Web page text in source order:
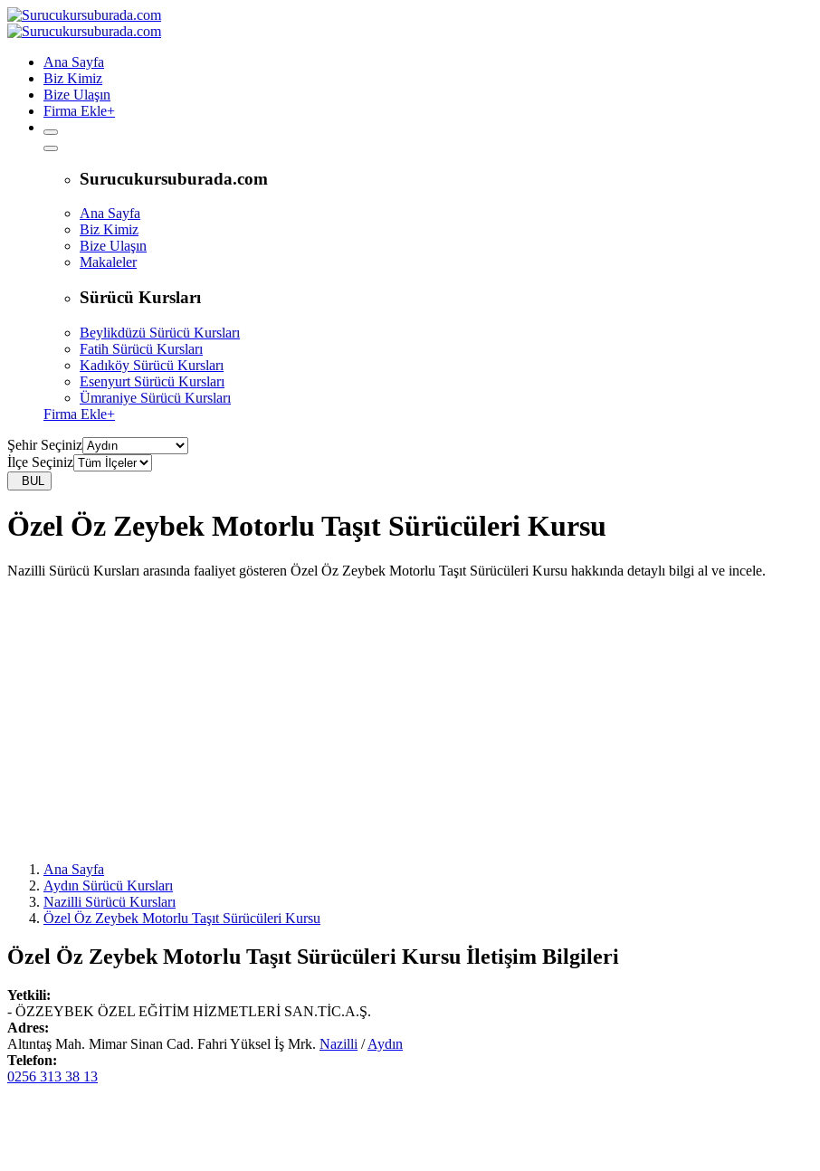
Ana Sayfa
Biz Kimiz
Bize Ulaşın
Firma Ekle+
Surucukursuburada.com
Ana Sayfa
Biz Kimiz
Bize Ulaşın
Makaleler
Sürücü Kursları
Beylikdüzü Sürücü Kursları
Fatih Sürücü Kursları
Kadıköy Sürücü Kursları
Esenyurt Sürücü Kursları
Ümraniye Sürücü Kursları
Firma Ekle+
Şehir Seçiniz
İlçe Seçiniz
BUL
Özel Öz Zeybek Motorlu Taşıt Sürücüleri Kursu
Nazilli Sürücü Kursları arasında faaliyet gösteren Özel Öz Zeybek Motorlu Taşıt Sürücüleri Kursu hakkında detaylı bilgi al ve incele.
Ana Sayfa
Aydın Sürücü Kursları
Nazilli Sürücü Kursları
Özel Öz Zeybek Motorlu Taşıt Sürücüleri Kursu
Özel Öz Zeybek Motorlu Taşıt Sürücüleri Kursu İletişim Bilgileri
Yetkili:
- ÖZZEYBEK ÖZEL EĞİTİM HİZMETLERİ SAN.TİC.A.Ş.
Adres:
Altıntaş Mah. Mimar Sinan Cad. Fahri Yüksel İş Mrk. Nazilli /Aydın
Telefon:
0256 313 38 13